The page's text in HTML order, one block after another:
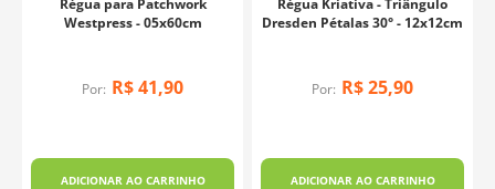
Régua para Patchwork
Westpress - 05x60cm
Por: R$41,90
ADICIONAR AO CARRINHO
Régua Kriativa - Triângulo
Dresden Pétalas 30° - 12x12cm
Por: R$25,90
ADICIONAR AO CARRINHO